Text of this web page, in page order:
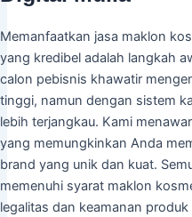
Memanfaatkan jasa maklon
yang kredibel adalah langkah
calon pebisnis khawatir
tinggi, namun dengan sistem
lebih terjangkau. Kami
yang memungkinkan Anda
brand yang unik dan kuat.
memenuhi syarat maklon
legalitas dan keamanan